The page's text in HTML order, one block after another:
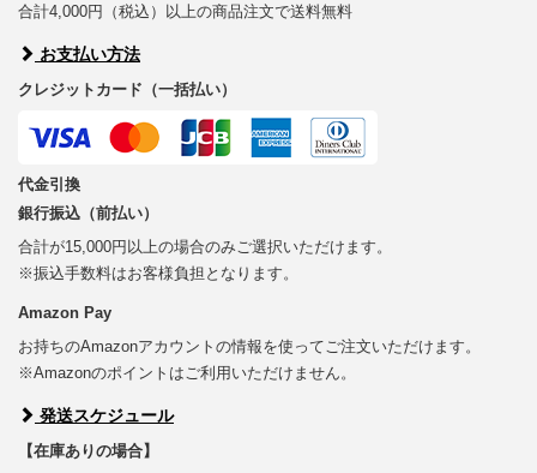
合計4,000円（税込）以上の商品注文で送料無料
お支払い方法
クレジットカード（一括払い）
代金引換
銀行振込（前払い）
合計が15,000円以上の場合のみご選択いただけます。
※振込手数料はお客様負担となります。
Amazon Pay
お持ちのAmazonアカウントの情報を使ってご注文いただけます。
※Amazonのポイントはご利用いただけません。
発送スケジュール
【在庫ありの場合】